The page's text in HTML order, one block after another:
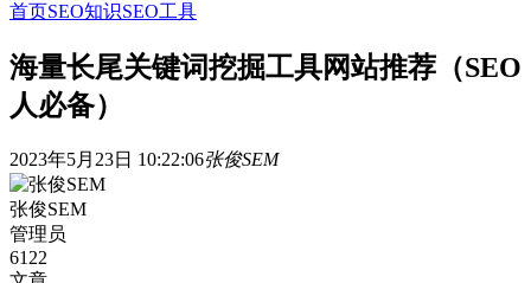
首页SEO知识SEO工具
海量长尾关键词挖掘工具网站推荐（SEO
人必备）
2023年5月23日 10:22:06张俊SEM
张俊SEM
管理员
6122